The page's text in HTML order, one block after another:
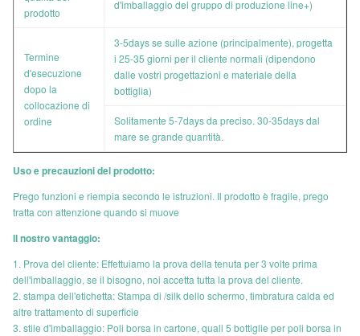
prodotto
d'imballaggio del gruppo di produzione line+)
Termine
d'esecuzione
dopo la
collocazione di
ordine
3-5days se sulle azione (principalmente), progetta
i 25-35 giorni per il cliente normali (dipendono
dalle vostri progettazioni e materiale della
bottiglia)
Solitamente 5-7days da preciso. 30-35days dal
mare se grande quantità.
Uso e precauzioni del prodotto:
Prego funzioni e riempia secondo le istruzioni. Il prodotto è fragile, prego
tratta con attenzione quando si muove
Il nostro vantaggio:
1. Prova del cliente: Effettuiamo la prova della tenuta per 3 volte prima
dell'imballaggio, se il bisogno, noi accetta tutta la prova del cliente.
2. stampa dell'etichetta: Stampa di /silk dello schermo, timbratura calda ed
altre trattamento di superficie
3. stile d'imballaggio: Poli borsa in cartone, quali 5 bottiglie per poli borsa in